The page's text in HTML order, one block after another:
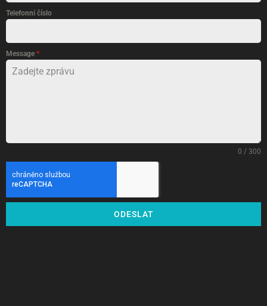
Telefonní číslo
Message *
0 / 300
ODESLAT